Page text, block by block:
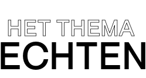
THEMA